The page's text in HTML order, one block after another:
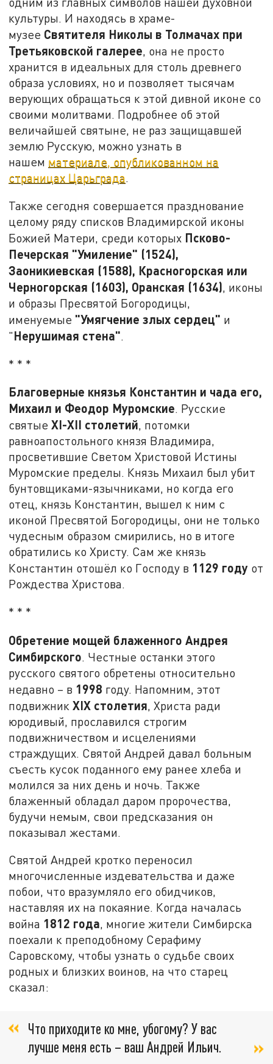
культуры. И находясь в храме-
музее Святителя Николы в Толмачах при
Третьяковской галерее, она не просто
хранится в идеальных для столь древнего
образа условиях, но и позволяет тысячам
верующих обращаться к этой дивной иконе со
своими молитвами. Подробнее об этой
величайшей святыне, не раз защищавшей
землю Русскую, можно узнать в
нашем материале, опубликованном на
страницах Царьграда.
Также сегодня совершается празднование
целому ряду списков Владимирской иконы
Божией Матери, среди которых Псково-
Печерская "Умиление" (1524),
Заоникиевская (1588), Красногорская или
Черногорская (1603), Оранская (1634), иконы
и образы Пресвятой Богородицы,
именуемые "Умягчение злых сердец" и
"Нерушимая стена".
* * *
Благоверные князья Константин и чада его,
Михаил и Феодор Муромские. Русские
святыеXI-XII столетий, потомки
равноапостольного князя Владимира,
просветившие Светом Христовой Истины
Муромские пределы. Князь Михаил был убит
бунтовщиками-язычниками, но когда его
отец, князь Константин, вышел к ним с
иконой Пресвятой Богородицы, они не только
чудесным образом смирились, но в итоге
обратились ко Христу. Сам же князь
Константин отошёл ко Господу в 1129 году от
Рождества Христова.
* * *
Обретение мощей блаженного Андрея
Симбирского. Честные останки этого
русского святого обретены относительно
недавно – в 1998 году. Напомним, этот
подвижникXIX столетия, Христа ради
юродивый, прославился строгим
подвижничеством и исцелениями
страждущих. Святой Андрей давал больным
съесть кусок поданного ему ранее хлеба и
молился за них день и ночь. Также
блаженный обладал даром пророчества,
будучи немым, свои предсказания он
показывал жестами.
Святой Андрей кротко переносил
многочисленные издевательства и даже
побои, что вразумляло его обидчиков,
наставляя их на покаяние. Когда началась
война 1812 года, многие жители Симбирска
поехали к преподобному Серафиму
Саровскому, чтобы узнать о судьбе своих
родных и близких воинов, на что старец
сказал:
Что приходите ко мне, убогому? У вас
лучше меня есть – ваш Андрей Ильич.